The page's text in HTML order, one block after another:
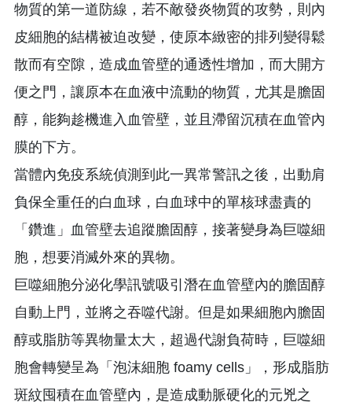
物質的第一道防線，若不敵發炎物質的攻勢，則內
皮細胞的結構被迫改變，使原本緻密的排列變得鬆
散而有空隙，造成血管壁的通透性增加，而大開方
便之門，讓原本在血液中流動的物質，尤其是膽固
醇，能夠趁機進入血管壁，並且滯留沉積在血管內
膜的下方。
當體內免疫系統偵測到此一異常警訊之後，出動肩
負保全重任的白血球，白血球中的單核球盡責的
「鑽進」血管壁去追蹤膽固醇，接著變身為巨噬細
胞，想要消滅外來的異物。
巨噬細胞分泌化學訊號吸引潛在血管壁內的膽固醇
自動上門，並將之吞噬代謝。但是如果細胞內膽固
醇或脂肪等異物量太大，超過代謝負荷時，巨噬細
胞會轉變呈為「泡沫細胞 foamy cells」，形成脂肪
斑紋囤積在血管壁內，是造成動脈硬化的元兇之